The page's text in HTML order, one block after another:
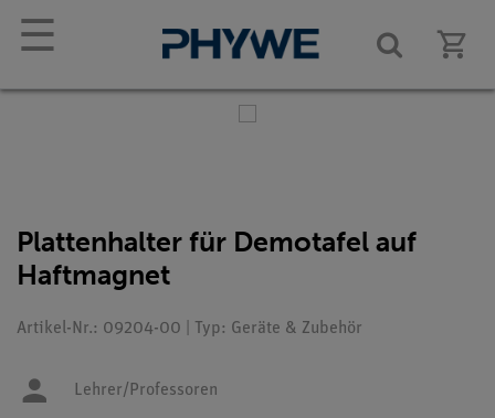
☰
Plattenhalter für Demotafel auf
Haftmagnet
Artikel-Nr.: 09204-00 | Typ: Geräte & Zubehör
Lehrer/Professoren